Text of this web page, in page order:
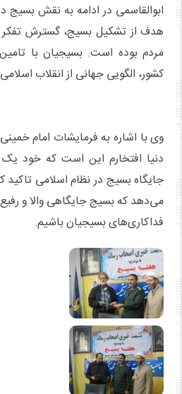
ابوالقاسمی در ادامه به نقش بسیج
هدف از تشکیل بسیج، گسترش
مردم بوده است. بسیجیان با
کشور، الگویی جهانی از انقلاب
وی با اشاره به فرمایشات امام
دنیا افتخارم این است که خود
جایگاه بسیج در نظام اسلامی
می‌دهد که بسیج جایگاهی والا و
فداکاری‌های بسیجیان باشیم.